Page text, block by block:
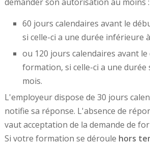
60 jours calendaires avant le
si celle-ci a une durée inférieure
ou 120 jours calendaires avant le
formation, si celle-ci a une durée
mois.
L'employeur dispose de 30 jours
notifie sa réponse. L'absence de
vaut acceptation de la demande de
Si votre formation se déroule hors